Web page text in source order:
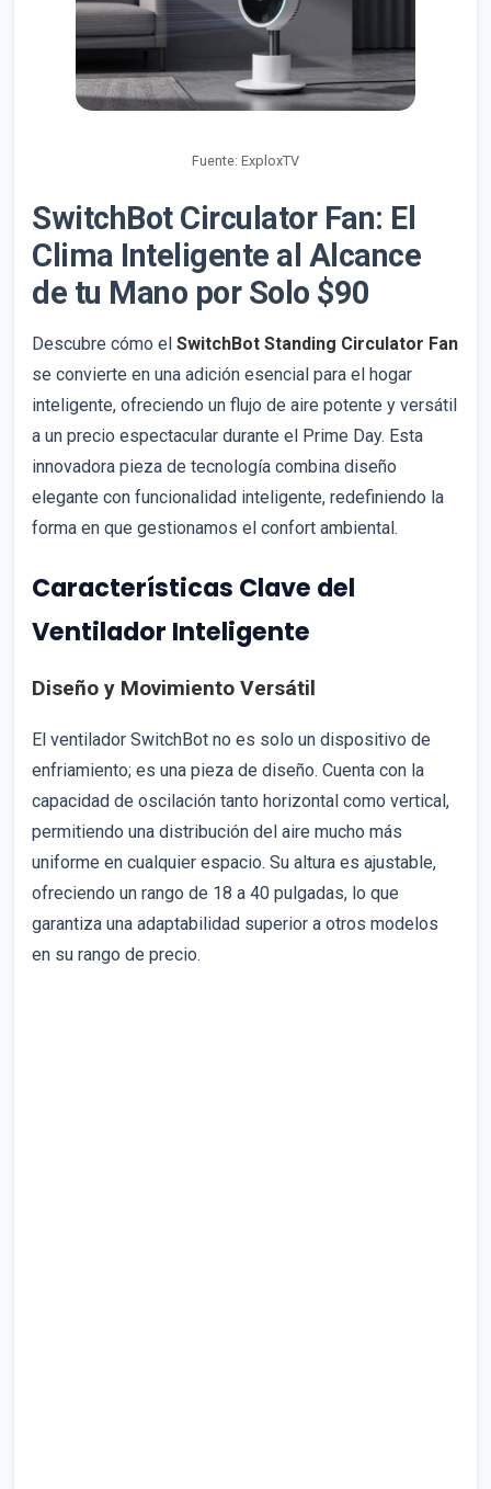
Fuente: ExploxTV
SwitchBot Circulator Fan: El
Clima Inteligente al Alcance
de tu Mano por Solo $90
Descubre cómo el SwitchBot Standing Circulator Fan
se convierte en una adición esencial para el hogar
inteligente, ofreciendo un flujo de aire potente y versátil
a un precio espectacular durante el Prime Day. Esta
innovadora pieza de tecnología combina diseño
elegante con funcionalidad inteligente, redefiniendo la
forma en que gestionamos el confort ambiental.
Características Clave del
Ventilador Inteligente
Diseño y Movimiento Versátil
El ventilador SwitchBot no es solo un dispositivo de
enfriamiento; es una pieza de diseño. Cuenta con la
capacidad de oscilación tanto horizontal como vertical,
permitiendo una distribución del aire mucho más
uniforme en cualquier espacio. Su altura es ajustable,
ofreciendo un rango de 18 a 40 pulgadas, lo que
garantiza una adaptabilidad superior a otros modelos
en su rango de precio.